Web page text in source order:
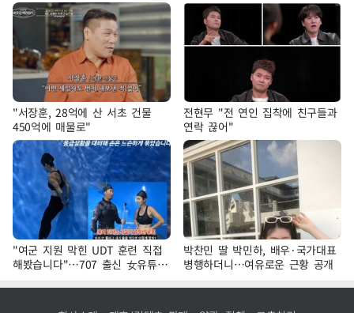
"서장훈, 28억에 산 서초 건물
450억에 매물로"
전현무 "전 연인 집착에 친구들과
연락 끊어"
"여군 지원 막힌 UDT 훈련 직접
해봤습니다"…707 출신 女유튜버
'완벽 소화'
박찬민 딸 박민하, 배우·국가대표
병행하더니…여유로운 근황 공개